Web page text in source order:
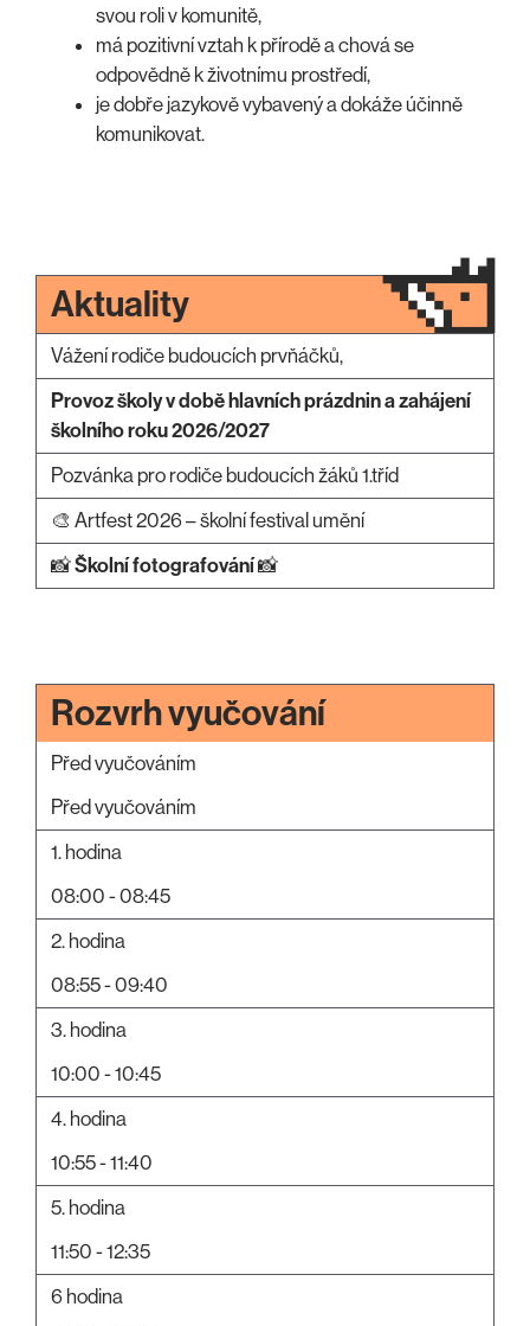
svou roli v komunitě,
má pozitivní vztah k přírodě a chová se
odpovědně k životnímu prostředí,
je dobře jazykově vybavený a dokáže účinně
komunikovat.
Aktuality
Vážení rodiče budoucích prvňáčků,
Provoz školy v době hlavních prázdnin a zahájení
školního roku 2026/2027
Pozvánka pro rodiče budoucích žáků 1.tříd
🎨 Artfest 2026 – školní festival umění
📸Školní fotografování📸
Rozvrh vyučování
Před vyučováním
Před vyučováním
1. hodina
08:00 - 08:45
2. hodina
08:55 - 09:40
3. hodina
10:00 - 10:45
4. hodina
10:55 - 11:40
5. hodina
11:50 - 12:35
6 hodina